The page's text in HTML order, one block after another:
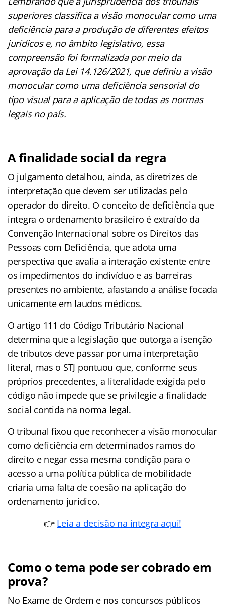
superiores classifica a visão monocular como uma
deficiência para a produção de diferentes efeitos
jurídicos e, no âmbito legislativo, essa
compreensão foi formalizada por meio da
aprovação da Lei 14.126/2021, que definiu a visão
monocular como uma deficiência sensorial do
tipo visual para a aplicação de todas as normas
legais no país.
A finalidade social da regra
O julgamento detalhou, ainda, as diretrizes de
interpretação que devem ser utilizadas pelo
operador do direito. O conceito de deficiência que
integra o ordenamento brasileiro é extraído da
Convenção Internacional sobre os Direitos das
Pessoas com Deficiência, que adota uma
perspectiva que avalia a interação existente entre
os impedimentos do indivíduo e as barreiras
presentes no ambiente, afastando a análise focada
unicamente em laudos médicos.
O artigo 111 do Código Tributário Nacional
determina que a legislação que outorga a isenção
de tributos deve passar por uma interpretação
literal, mas o STJ pontuou que, conforme seus
próprios precedentes, a literalidade exigida pelo
código não impede que se privilegie a finalidade
social contida na norma legal.
O tribunal fixou que reconhecer a visão monocular
como deficiência em determinados ramos do
direito e negar essa mesma condição para o
acesso a uma política pública de mobilidade
criaria uma falta de coesão na aplicação do
ordenamento jurídico.
👉 Leia a decisão na íntegra aqui!
Como o tema pode ser cobrado em
prova?
No Exame de Ordem e nos concursos públicos